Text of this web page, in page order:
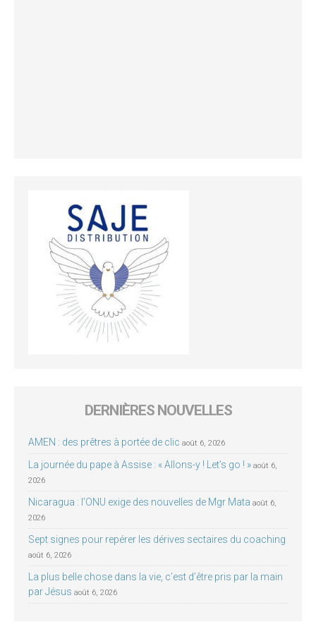
DERNIÈRES NOUVELLES
AMEN : des prêtres à portée de clic août 6, 2026
La journée du pape à Assise : « Allons-y ! Let’s go ! » août 6,
2026
Nicaragua : l’ONU exige des nouvelles de Mgr Mata août 6,
2026
Sept signes pour repérer les dérives sectaires du coaching
août 6, 2026
La plus belle chose dans la vie, c’est d’être pris par la main
par Jésus août 6, 2026